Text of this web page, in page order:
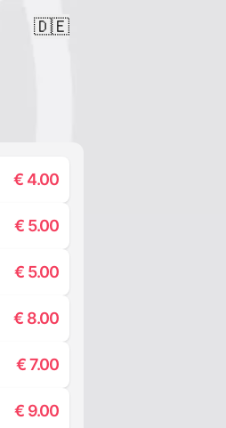
🇩🇪
€ 4.00
€ 5.00
€ 5.00
€ 8.00
€7.00
€ 9.00